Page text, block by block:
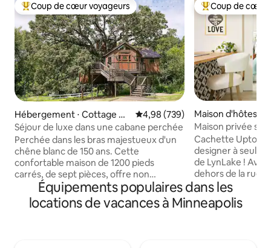
Coups de cœur voyageurs les plus appréciés
Coup de cœur voyageurs
Hébergement ⋅ Cottage Gr
ove
Évaluation moyenne sur la
4,98 (739)
Séjour de luxe dans une cabane perchée
Perchée dans les bras majestueux d'un
chêne blanc de 150 ans. Cette
confortable maison de 1200 pieds
carrés, de sept pièces, offre non
seulement une vue imprenable, mais
aussi des surprises enchanteresses et
délicieuses digne d'un conte de fées.
Coups de cœur
Coup de cœur
Maison d'hôtes ⋅
s
Maison privée
Uptown
Cachette
designer à
de LynLake !
dehors de la rue.
jusqu’aux
Wrecktangle
Up Down Arcade
Équipements populaires dans les
locations de vacances à Minneapolis